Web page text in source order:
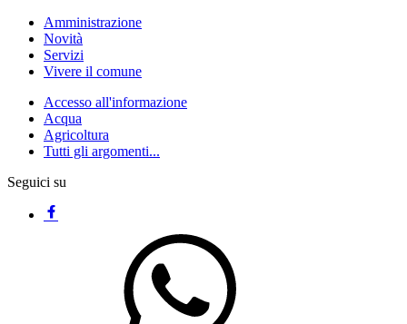
Amministrazione
Novità
Servizi
Vivere il comune
Accesso all'informazione
Acqua
Agricoltura
Tutti gli argomenti...
Seguici su